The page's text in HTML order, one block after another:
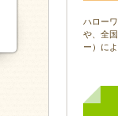
ハロー
や、全
ー）に